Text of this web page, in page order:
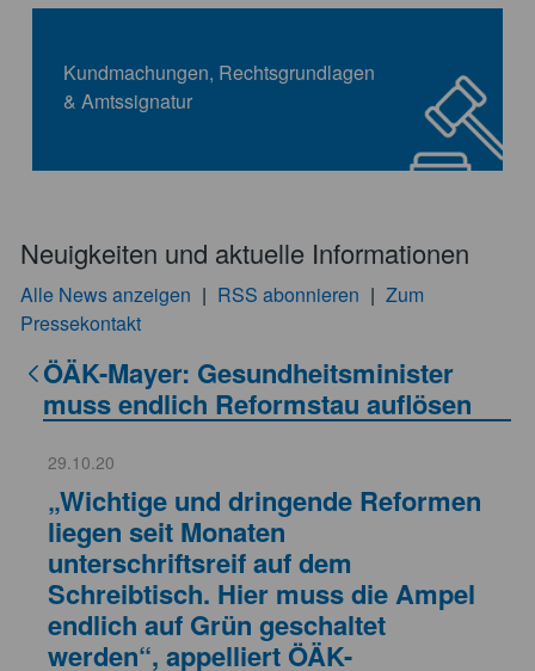
Kundmachungen, Rechtsgrundlagen
& Amtssignatur
Neuigkeiten und aktuelle Informationen
Alle News anzeigen | RSS abonnieren | Zum
Pressekontakt
ÖÄK-Mayer: Gesundheitsminister
muss endlich Reformstau auflösen
29.10.20
„Wichtige und dringende Reformen
liegen seit Monaten
unterschriftsreif auf dem
Schreibtisch. Hier muss die Ampel
endlich auf Grün geschaltet
werden“, appelliert ÖÄK-